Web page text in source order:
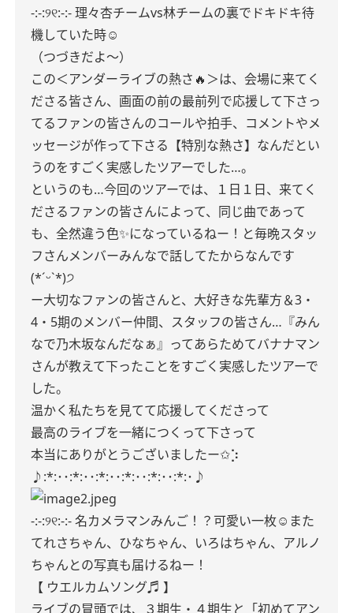
-:-:୨୧:-:-理々杏チームvs林チームの裏でドキドキ待
機していた時☺︎
（つづきだよ〜）
この＜アンダーライブの熱さ🔥＞は、会場に来てく
ださる皆さん、画面の前の最前列で応援して下さっ
てるファンの皆さんのコールや拍手、コメントやメ
ッセージが作って下さる【特別な熱さ】なんだとい
うのをすごく実感したツアーでした…。
というのも…今回のツアーでは、１日１日、来てく
ださるファンの皆さんによって、同じ曲であって
も、全然違う色✨になっているねー！と毎晩スタッ
フさんメンバーみんなで話してたからなんです
(*ˊᵕˋ*)੭
ー大切なファンの皆さんと、大好きな先輩方＆3・
4・5期のメンバー仲間、スタッフの皆さん…『みん
なで乃木坂なんだなぁ』ってあらためてバナナマン
さんが教えて下ったことをすごく実感したツアーで
した。
温かく私たちを見てて応援してくださって
最高のライブを一緒につくって下さって
本当にありがとうございましたー✩︎⡱
♪:*:･･:*:･･:*:･･:*:･･:*:･･:*:･♪
-:-:୨୧:-:- 名カメラマンみんご！？可愛い一枚☺︎また
てれさちゃん、ひなちゃん、いろはちゃん、アルノ
ちゃんとの写真も届けるねー！
【 ウエルカムソング♬ 】
ライブの冒頭では、３期生・４期生と「初めてアン